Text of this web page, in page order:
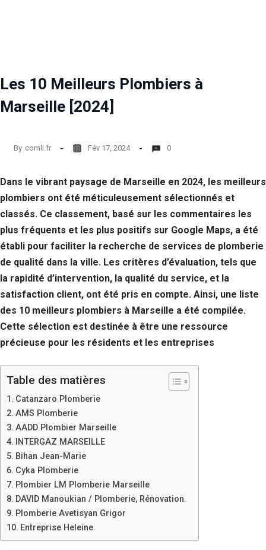
Les 10 Meilleurs Plombiers à
Marseille [2024]
By comli.fr Fév 17, 2024 0
Dans le vibrant paysage de Marseille en 2024, les meilleurs
plombiers ont été méticuleusement sélectionnés et
classés. Ce classement, basé sur les commentaires les
plus fréquents et les plus positifs sur Google Maps, a été
établi pour faciliter la recherche de services de plomberie
de qualité dans la ville. Les critères d’évaluation, tels que
la rapidité d’intervention, la qualité du service, et la
satisfaction client, ont été pris en compte. Ainsi, une liste
des 10 meilleurs plombiers à Marseille a été compilée.
Cette sélection est destinée à être une ressource
précieuse pour les résidents et les entreprises
Table des matières
Catanzaro Plomberie
AMS Plomberie
AADD Plombier Marseille
INTERGAZ MARSEILLE
Bihan Jean-Marie
Cyka Plomberie
Plombier LM Plomberie Marseille
DAVID Manoukian / Plomberie, Rénovation.
Plomberie Avetisyan Grigor
Entreprise Heleine